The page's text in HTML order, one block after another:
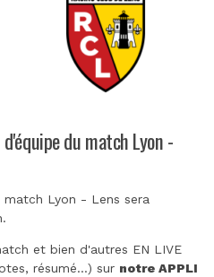
du match Lyon -
Lyon - Lens sera
et bien d'autres EN LIVE
résumé...) sur notre APPLI